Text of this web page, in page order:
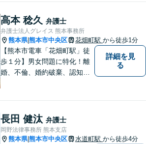
高本 稔久 弁護士
弁護士法人グレイス 熊本事務所
熊本県|熊本市中央区 花畑町駅 から徒歩1分
【熊本市電車「花畑町駅」徒
歩１分】男女問題に特化！離
婚、不倫、婚約破棄、認知、
未来が明るくなるよう全力で
サポートいたします【初回相
談無料】【子連れ相談可】
詳細を見
る
長田 健汰 弁護士
岡野法律事務所 熊本支店
熊本県|熊本市中央区 水道町駅 から徒歩4分